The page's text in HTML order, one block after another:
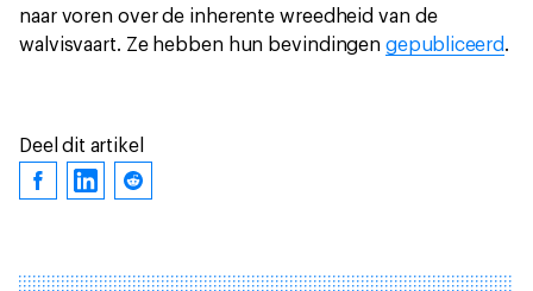
naar voren over de inherente wreedheid van de
walvisvaart. Ze hebben hun bevindingengepubliceerd.
Deel dit artikel